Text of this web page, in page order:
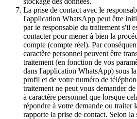
La prise de contact avec le
l'application WhatsApp peut être
par le responsable du traitement s'il
contacter pour mener à bien la
compte (compte réel). Par
caractère personnel peuvent être
traitement (en fonction de vos
dans l'application WhatsApp) sous
profil et de votre numéro de
traitement ne peut vous demander
à caractère personnel que lorsque
répondre à votre demande ou traiter
rapporte la prise de contact. Selon la